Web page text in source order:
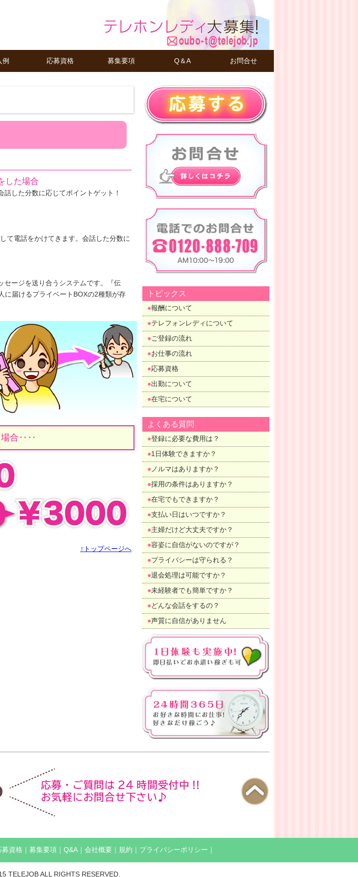
例 応募資格 募集要項 Q＆A お問合せ
した場合
した分数に応じてポイントゲット！
て電話をかけてきます。会話した分数に
セージを送り合うシステムです。『伝
に届けるプライベートBOXの2種類が存
場合‥‥
↑トップページへ
トピックス
報酬について
テレフォンレディについて
ご登録の流れ
お仕事の流れ
応募資格
出勤について
在宅について
よくある質問
登録に必要な費用は？
1日体験できますか？
ノルマはありますか？
採用の条件はありますか？
在宅でもできますか？
支払い日はいつですか？
主婦だけど大丈夫ですか？
容姿に自信がないのですが？
プライバシーは守られる？
退会処理は可能ですか？
未経験者でも簡単ですか？
どんな会話をするの？
声質に自信がありません
募資格 募集要項 Q&A｜ 会社概要｜ 規約 プライバシーポリシー
TELEJOB ALL RIGHTS RESERVED.